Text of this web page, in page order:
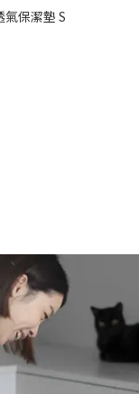
保潔墊 S